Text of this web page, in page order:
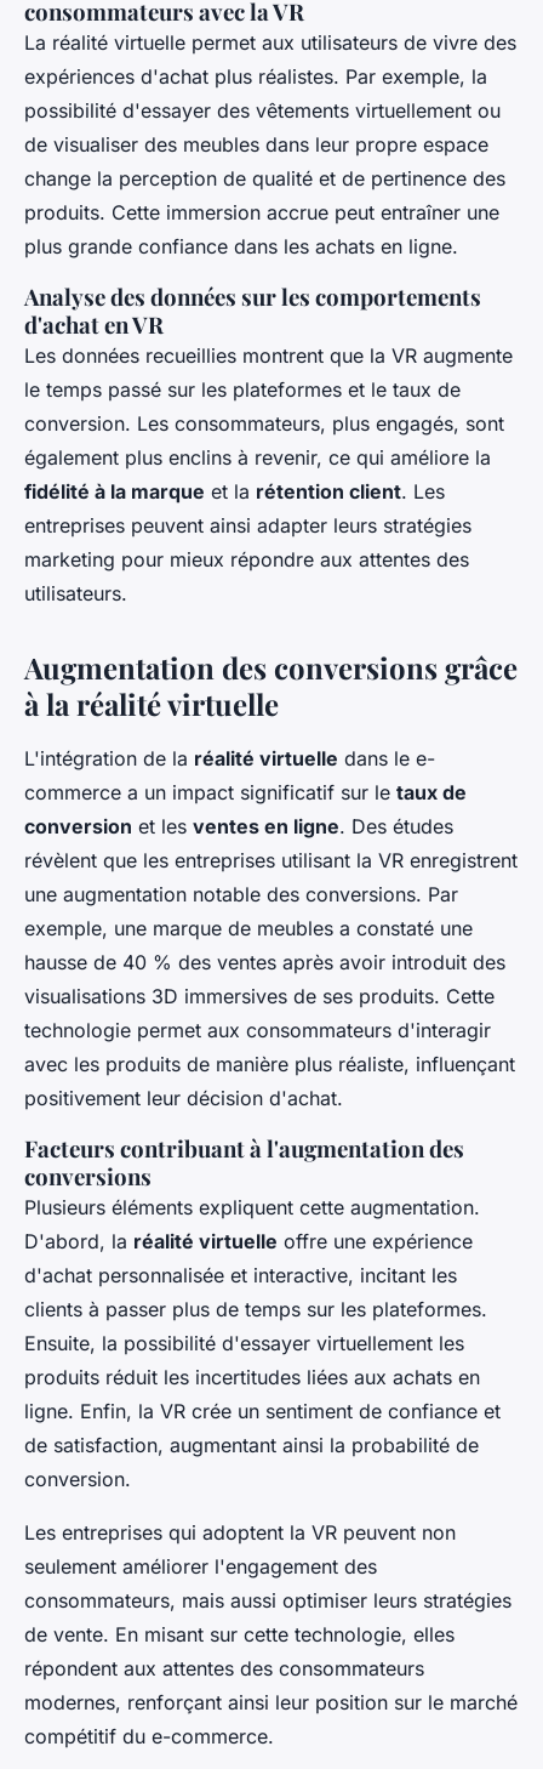
consommateurs avec la VR
La réalité virtuelle permet aux utilisateurs de vivre des
expériences d'achat plus réalistes. Par exemple, la
possibilité d'essayer des vêtements virtuellement ou
de visualiser des meubles dans leur propre espace
change la perception de qualité et de pertinence des
produits. Cette immersion accrue peut entraîner une
plus grande confiance dans les achats en ligne.
Analyse des données sur les comportements
d'achat en VR
Les données recueillies montrent que la VR augmente
le temps passé sur les plateformes et le taux de
conversion. Les consommateurs, plus engagés, sont
également plus enclins à revenir, ce qui améliore la
fidélité à la marque et la rétention client. Les
entreprises peuvent ainsi adapter leurs stratégies
marketing pour mieux répondre aux attentes des
utilisateurs.
Augmentation des conversions grâce
à la réalité virtuelle
L'intégration de la réalité virtuelle dans le e-
commerce a un impact significatif sur le taux de
conversion et les ventes en ligne. Des études
révèlent que les entreprises utilisant la VR enregistrent
une augmentation notable des conversions. Par
exemple, une marque de meubles a constaté une
hausse de 40 % des ventes après avoir introduit des
visualisations 3D immersives de ses produits. Cette
technologie permet aux consommateurs d'interagir
avec les produits de manière plus réaliste, influençant
positivement leur décision d'achat.
Facteurs contribuant à l'augmentation des
conversions
Plusieurs éléments expliquent cette augmentation.
D'abord, la réalité virtuelle offre une expérience
d'achat personnalisée et interactive, incitant les
clients à passer plus de temps sur les plateformes.
Ensuite, la possibilité d'essayer virtuellement les
produits réduit les incertitudes liées aux achats en
ligne. Enfin, la VR crée un sentiment de confiance et
de satisfaction, augmentant ainsi la probabilité de
conversion.
Les entreprises qui adoptent la VR peuvent non
seulement améliorer l'engagement des
consommateurs, mais aussi optimiser leurs stratégies
de vente. En misant sur cette technologie, elles
répondent aux attentes des consommateurs
modernes, renforçant ainsi leur position sur le marché
compétitif du e-commerce.